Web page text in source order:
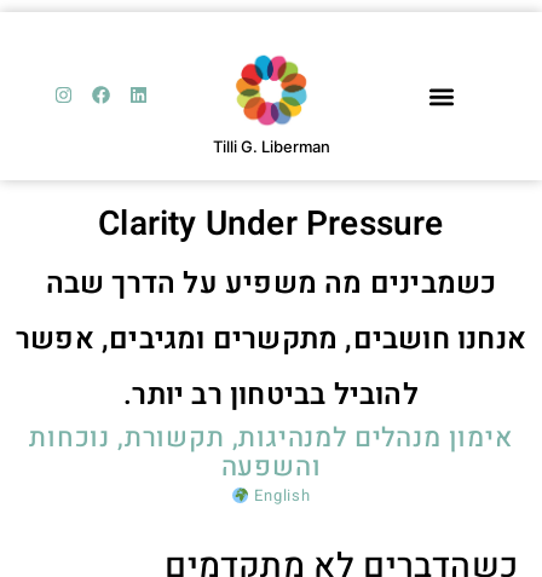
Tilli G. Liberman
Clarity Under Pressure
אימון מנהלים למנהיגות, תקשורת, נוכחות
והשפעה
כשמבינים מה משפיע על הדרך שבה
חושבים, מתקשרים ומגיבים, אפשר
להוביל בביטחון רב יותר.
English
כשהדברים לא מתקדמים